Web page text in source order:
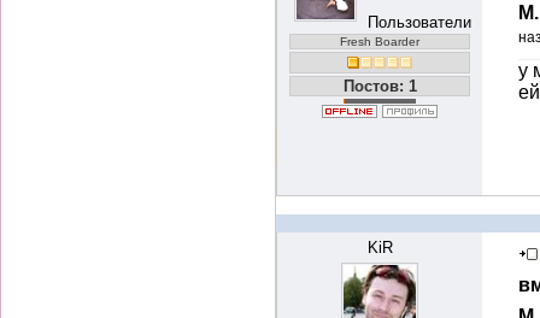
Пользователи
Fresh Boarder
Постов: 1
у
KiR